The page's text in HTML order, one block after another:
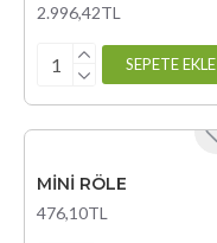
2.996,42TL
SEPETE EKLE
MİNİ RÖLE
476,10TL